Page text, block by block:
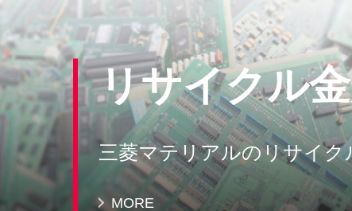
リサイクル
三菱マテリアルのリサイ
MORE